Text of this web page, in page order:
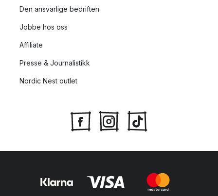
Den ansvarlige bedriften
Jobbe hos oss
Affiliate
Presse & Journalistikk
Nordic Nest outlet